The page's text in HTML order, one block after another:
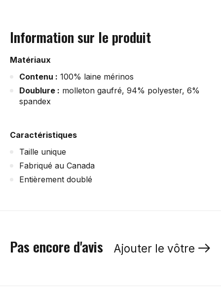
Information sur le produit
Matériaux
Contenu : 100% laine mérinos
Doublure : molleton gaufré, 94% polyester, 6%
spandex
Caractéristiques
Taille unique
Fabriqué au Canada
Entièrement doublé
Pas encore d'avis Ajouter le vôtre